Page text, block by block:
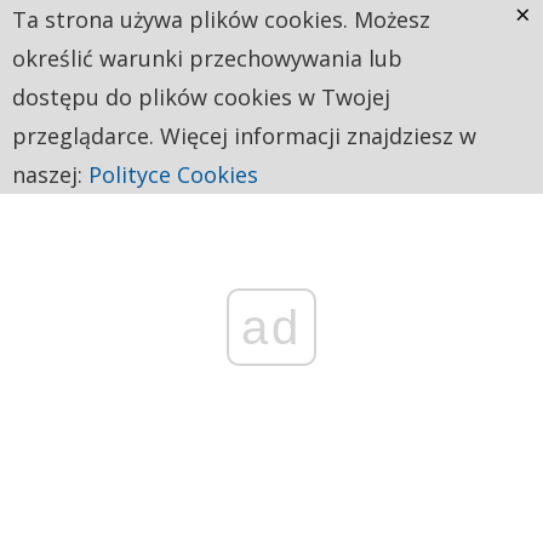
ad
Ta strona używa plików cookies. Możesz
określić warunki przechowywania lub
dostępu do plików cookies w Twojej
przeglądarce. Więcej informacji znajdziesz w
naszej: Polityce Cookies
×